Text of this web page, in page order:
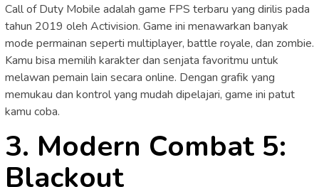
Call of Duty Mobile adalah game FPS terbaru yang dirilis pada
tahun 2019 oleh Activision. Game ini menawarkan banyak
mode permainan seperti multiplayer, battle royale, dan zombie.
Kamu bisa memilih karakter dan senjata favoritmu untuk
melawan pemain lain secara online. Dengan grafik yang
memukau dan kontrol yang mudah dipelajari, game ini patut
kamu coba.
3. Modern Combat 5:
Blackout